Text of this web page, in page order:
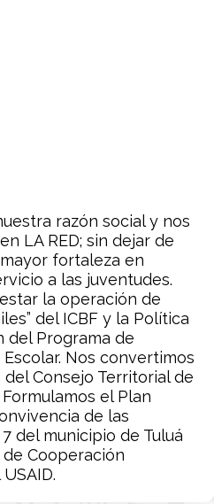
razón social y nos
LA RED; sin dejar de
fortaleza en
a las juventudes.
la operación de
del ICBF y la Política
del Programa de
Nos convertimos
Consejo Territorial de
el Plan
de las
del municipio de Tuluá
Cooperación